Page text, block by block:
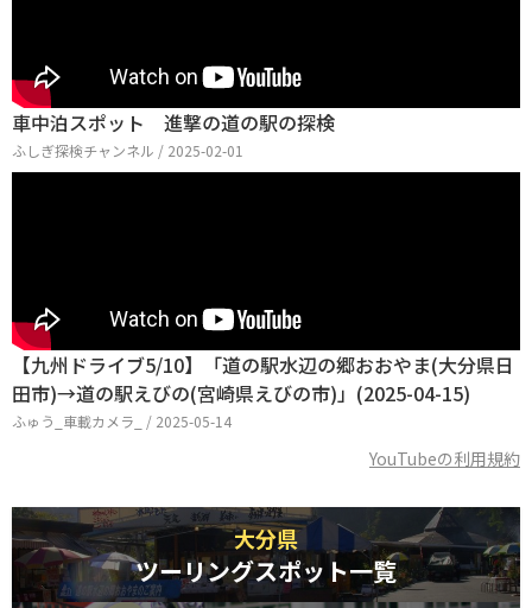
車中泊スポット 進撃の道の駅の探検
ふしぎ探検チャンネル / 2025-02-01
【九州ドライブ5/10】「道の駅水辺の郷おおやま(大分県日
田市)→道の駅えびの(宮崎県えびの市)」(2025-04-15)
ふゅう_車載カメラ_ / 2025-05-14
YouTubeの利用規約
大分県
ツーリングスポット一覧